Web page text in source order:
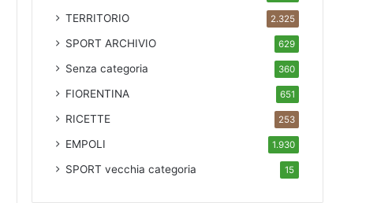
TERRITORIO 2.325
SPORT ARCHIVIO 629
Senza categoria 360
FIORENTINA 651
RICETTE 253
EMPOLI 1.930
SPORTvecchia categoria 15